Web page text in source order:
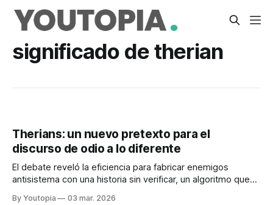
significado de therian
Therians: un nuevo pretexto para el
discurso de odio a lo diferente
El debate reveló la eficiencia para fabricar enemigos
antisistema con una historia sin verificar, un algoritmo que
By Youtopia 03 mar. 2026